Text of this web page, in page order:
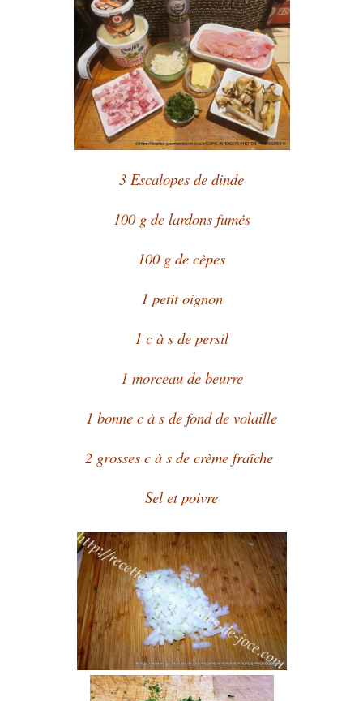
3 Escalopes de dinde
100 g de lardons fumés
100 g de cèpes
1 petit oignon
1 c à s de persil
1 morceau de beurre
1 bonne c à s de fond de volaille
2 grosses c à s de crème fraîche
Sel et poivre